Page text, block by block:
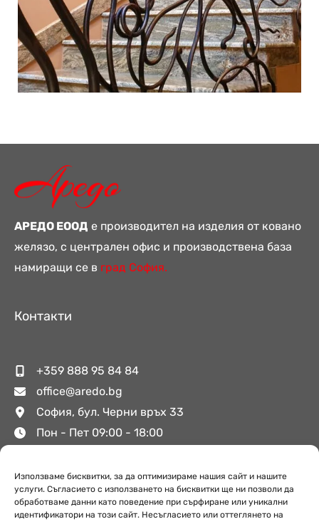
Използваме бисквитки, за да оптимизираме нашия сайт и нашите
услуги. Съгласието с използването на бисквитки ще ни позволи да
обработваме данни като поведение при сърфиране или уникални
идентификатори на този сайт. Несъгласието или оттеглянето на
АРЕДО ЕООД е производител на изделия от ковано
желязо, с централен офис и производствена база
намиращи се в град София.
Контакти
+359 888 95 84 84
office@aredo.bg
София, бул. Черни връх 33
Пон - Пет 09:00 - 18:00
Полезни връзки